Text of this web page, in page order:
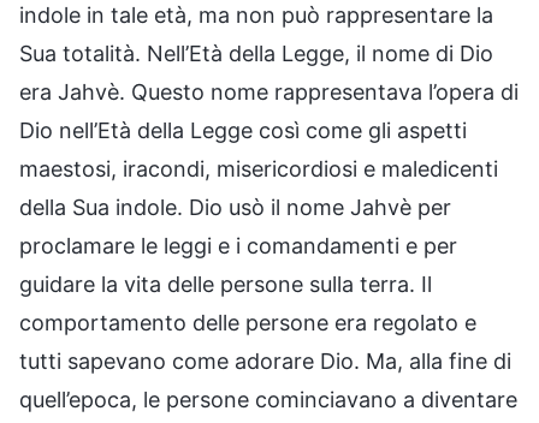
indole in tale età, ma non può rappresentare la
Sua totalità. Nell’Età della Legge, il nome di Dio
era Jahvè. Questo nome rappresentava l’opera di
Dio nell’Età della Legge così come gli aspetti
maestosi, iracondi, misericordiosi e maledicenti
della Sua indole. Dio usò il nome Jahvè per
proclamare le leggi e i comandamenti e per
guidare la vita delle persone sulla terra. Il
comportamento delle persone era regolato e
tutti sapevano come adorare Dio. Ma, alla fine di
quell’epoca, le persone cominciavano a diventare